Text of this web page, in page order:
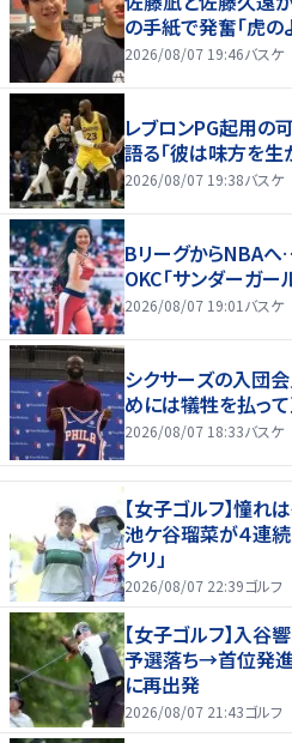
の手紙で発奮「虎の
2026/08/07 19:46バスケ
レブロンPG起用の
語る「彼は味方を生
2026/08/07 19:38バスケ
BリーグからNBA
OKC「サンダーガー
2026/08/07 19:01 バスケ
シクサーズの入団
めには犠牲を払って
2026/08/07 18:33バスケ
【女子ゴルフ】憧れ
池ケ谷瑠菜が４連
クリ」
2026/08/07 22:39ゴルフ
【女子ゴルフ】入谷
予選落ち→首位発
に再出発
2026/08/07 21:43ゴルフ